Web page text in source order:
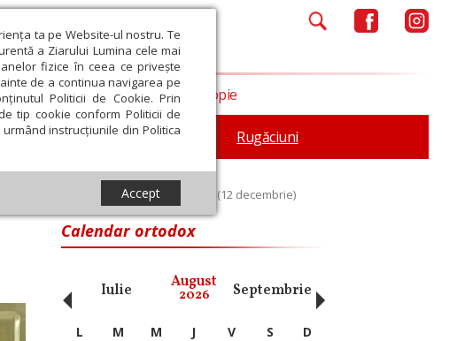
ta pe Website-ul nostru. Te
a Ziarului Lumina cele mai
fizice în ceea ce privește
de a continua navigarea pe
Politicii de Cookie. Prin
tip cookie conform Politicii de
instrucțiunile din Politica
Accept
Liturgica Patristica Rugăciuni
Opinii Filantropie
Ierarh Spiridon, Episcopul Trimitundei (12 decembrie)
Calendar ortodox
Iulie August
2026 Septembrie Octombrie
‹ L M M J V S
D